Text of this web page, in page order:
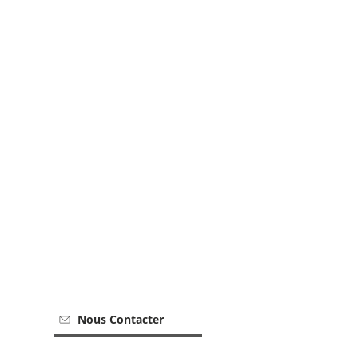
Nous Contacter